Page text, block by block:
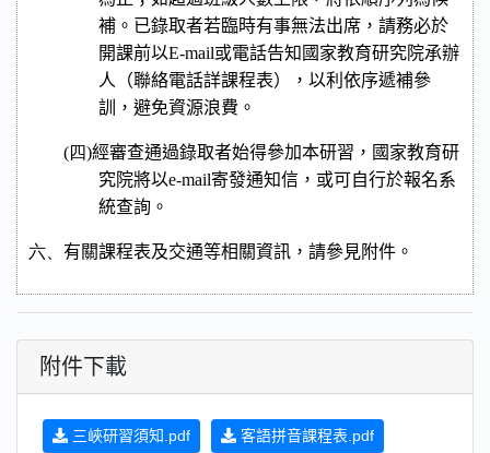
補。已錄取者若臨時有事無法出席，請務必於
開課前以E-mail或電話告知國家教育研究院承辦
人（聯絡電話詳課程表），以利依序遞補參
訓，避免資源浪費。
(四)經審查通過錄取者始得參加本研習，國家教育研
究院將以e-mail寄發通知信，或可自行於報名系
統查詢。
六、 有關課程表及交通等相關資訊，請參見附件。
附件下載
三峽研習須知.pdf 客語拼音課程表.pdf